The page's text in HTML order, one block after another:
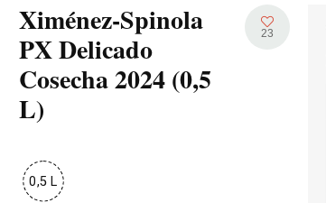
Ximénez-Spinola
PX Delicado
Cosecha2024 (0,5
L)
23
0,5 L